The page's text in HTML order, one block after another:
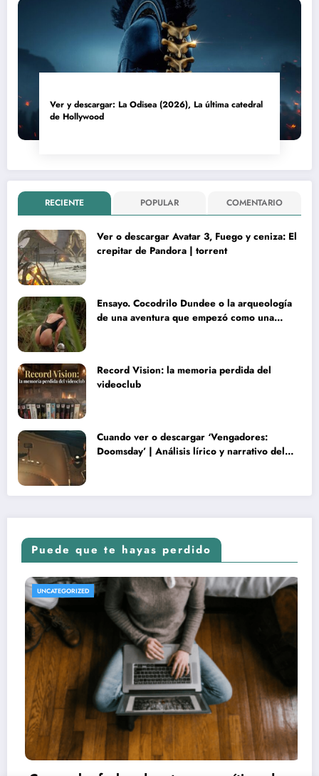
Ver y descargar: La Odisea (2026), La última catedral
de Hollywood
RECIENTE POPULAR COMENTARIO
Ver o descargar Avatar 3, Fuego y ceniza: El
crepitar de Pandora | torrent
Ensayo. Cocodrilo Dundee o la arqueología
de una aventura que empezó como una
Record Vision: la memoria perdida del
videoclub
Cuando ver o descargar ‘Vengadores:
Doomsday’ | Análisis lírico y narrativo del
Puede que te hayas perdido
REVISTA DE CINE | NOTICIAS, IMÁGENES, TRÁILERS, ARTÍCULOS Y CRÍTICAS
UNCATEGORIZED